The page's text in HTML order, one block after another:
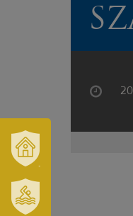
ÉS
TÉRSÉGÜNK